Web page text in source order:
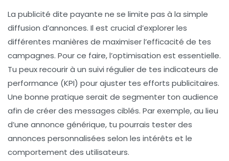
La publicité dite payante ne se limite pas à la simple
diffusion d’annonces. Il est crucial d’explorer les
différentes manières de maximiser l’efficacité de tes
campagnes. Pour ce faire, l’optimisation est essentielle.
Tu peux recourir à un suivi régulier de tes indicateurs de
performance (KPI) pour ajuster tes efforts publicitaires.
Une bonne pratique serait de segmenter ton audience
afin de créer des messages ciblés. Par exemple, au lieu
d’une annonce générique, tu pourrais tester des
annonces personnalisées selon les intérêts et le
comportement des utilisateurs.